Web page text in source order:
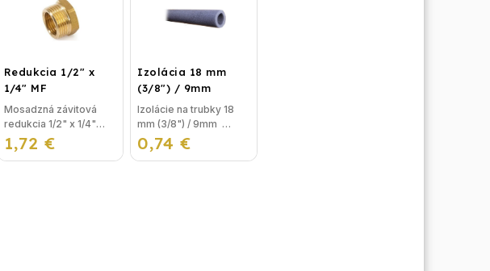
nerezovej ocele podľa
nemeckej normy DIN
menovitý výkon: 700W
Hlavné vstupné...
Redukcia 1/2" x
1/4" MF
1,72 €
Mosadzná závitová
redukcia 1/2" x 1/4"
MF je najpoužívanejší
spoj na oceľové
Izolácia 18 mm
(3/8") / 9mm
0,74 €
Izolácie na trubky 18
mm (3/8") / 9mm
Izolácia na potrubie,
alebo izolačná pena na